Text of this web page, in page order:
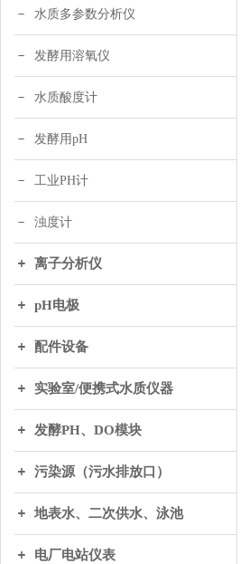
水质多参数分析仪
发酵用溶氧仪
水质酸度计
发酵用pH
工业PH计
浊度计
离子分析仪
pH电极
配件设备
实验室/便携式水质仪器
发酵PH、DO模块
污染源（污水排放口）
地表水、二次供水、泳池
电厂电站仪表